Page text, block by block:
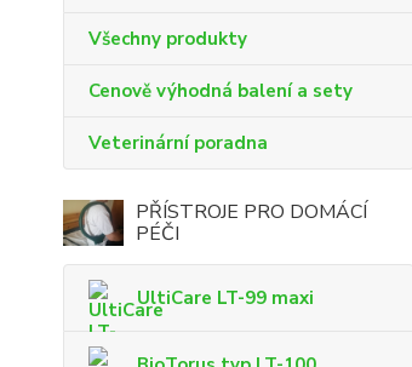
Všechny produkty
Cenově výhodná balení a sety
Veterinární poradna
PŘÍSTROJE PRO DOMÁCÍ
PÉČI
UltiCare LT-99 maxi